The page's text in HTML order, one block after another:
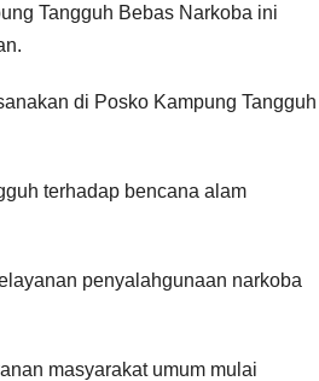
Tangguh Bebas Narkoba ini
di Posko Kampung Tangguh
terhadap bencana alam
penyalahgunaan narkoba
masyarakat umum mulai